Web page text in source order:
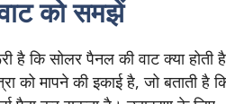
का होता है]
को समझें